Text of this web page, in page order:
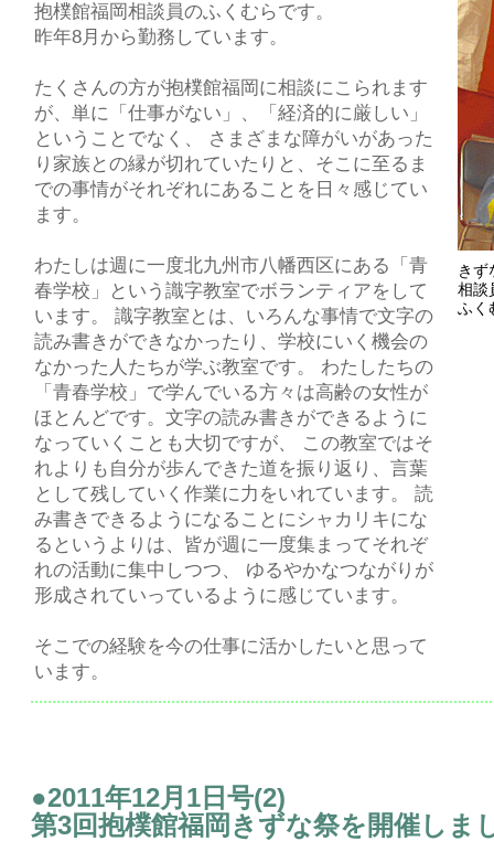
抱樸館福岡相談員のふくむらです。
昨年8月から勤務しています。
たくさんの方が抱樸館福岡に相談にこられます
が、単に「仕事がない」、「経済的に厳しい」
ということでなく、 さまざまな障がいがあった
り家族との縁が切れていたりと、そこに至るま
での事情がそれぞれにあることを日々感じてい
ます。
わたしは週に一度北九州市八幡西区にある「青
春学校」という識字教室でボランティアをして
います。 識字教室とは、いろんな事情で文字の
読み書きができなかったり、学校にいく機会の
なかった人たちが学ぶ教室です。 わたしたちの
「青春学校」で学んでいる方々は高齢の女性が
ほとんどです。文字の読み書きができるように
なっていくことも大切ですが、 この教室ではそ
れよりも自分が歩んできた道を振り返り、言葉
として残していく作業に力をいれています。 読
み書きできるようになることにシャカリキにな
るというよりは、皆が週に一度集まってそれぞ
れの活動に集中しつつ、 ゆるやかなつながりが
形成されていっているように感じています。
そこでの経験を今の仕事に活かしたいと思って
います。
きず
相談
ふく
●2011年12月1日号(2)
第3回抱樸館福岡きずな祭を開催しま